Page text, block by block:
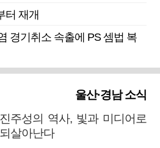
터 재개
경기취소 속출에 PS 셈법 복
울산·경남 소식
진주성의 역사, 빛과 미디어로
되살아난다